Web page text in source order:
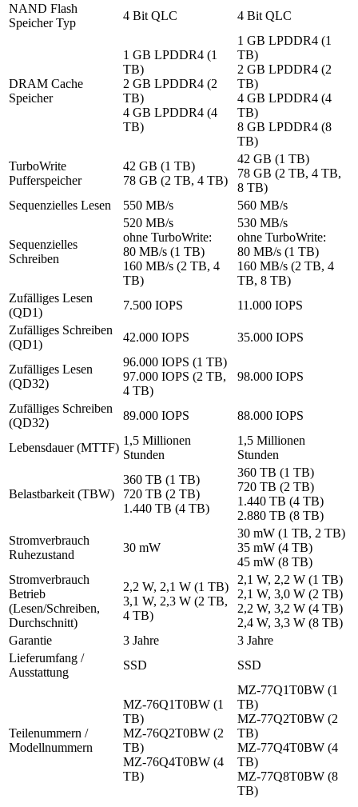
NAND Flash
Speicher Typ
4 Bit QLC 4 Bit QLC
DRAM Cache
Speicher
1 GB LPDDR4 (1
TB)
2 GB LPDDR4 (2
TB)
4 GB LPDDR4 (4
TB)
1 GB LPDDR4 (1
TB)
2 GB LPDDR4 (2
TB)
4 GB LPDDR4 (4
TB)
8 GB LPDDR4 (8
TB)
TurboWrite
Pufferspeicher
42 GB (1 TB)
78 GB (2 TB, 4 TB)
42 GB (1 TB)
78 GB (2 TB, 4 TB,
8 TB)
Sequenzielles Lesen
550 MB/s 560 MB/s
Sequenzielles
Schreiben
520 MB/s
ohne TurboWrite:
80 MB/s (1 TB)
160 MB/s (2 TB, 4
TB)
530 MB/s
ohne TurboWrite:
80 MB/s (1 TB)
160 MB/s (2 TB, 4
TB, 8 TB)
Zufälliges Lesen
(QD1)
7.500 IOPS
11.000 IOPS
Zufälliges Schreiben
(QD1)
42.000 IOPS 35.000 IOPS
Zufälliges Lesen
(QD32)
96.000 IOPS (1 TB)
97.000 IOPS (2 TB,
4 TB)
98.000 IOPS
Zufälliges Schreiben
(QD32)
89.000 IOPS 88.000 IOPS
Lebensdauer (MTTF)
1,5 Millionen
Stunden
1,5 Millionen
Stunden
Belastbarkeit (TBW)
360 TB (1 TB)
720 TB (2 TB)
1.440 TB (4 TB)
360 TB (1 TB)
720 TB (2 TB)
1.440 TB (4 TB)
2.880 TB (8 TB)
Stromverbrauch
Ruhezustand
30 mW
30 mW (1 TB, 2 TB)
35 mW (4 TB)
45 mW (8 TB)
Stromverbrauch
Betrieb
(Lesen/Schreiben,
Durchschnitt)
2,2 W, 2,1 W (1 TB)
3,1 W, 2,3 W (2 TB,
4 TB)
2,1 W, 2,2 W (1 TB)
2,1 W, 3,0 W (2 TB)
2,2 W, 3,2 W (4 TB)
2,4 W, 3,3 W (8 TB)
Garantie
3 Jahre
3 Jahre
Lieferumfang /
Ausstattung
SSD SSD
Teilenummern /
Modellnummern
MZ-76Q1T0BW (1
TB)
MZ-76Q2T0BW (2
TB)
MZ-76Q4T0BW (4
TB)
MZ-77Q1T0BW (1
TB)
MZ-77Q2T0BW (2
TB)
MZ-77Q4T0BW (4
TB)
MZ-77Q8T0BW (8
TB)